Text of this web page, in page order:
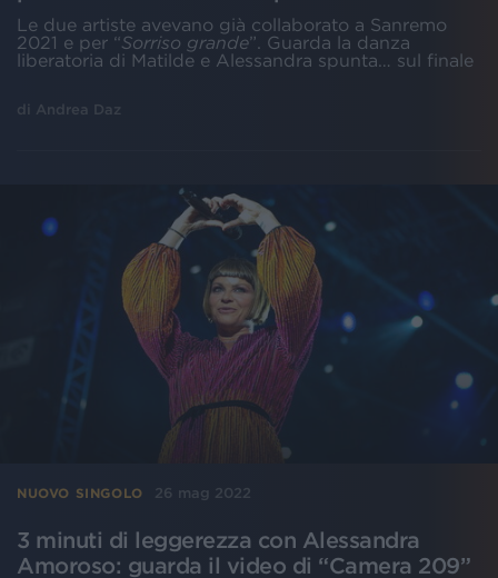
Le due artiste avevano già collaborato a Sanremo
2021 e per “Sorriso grande”. Guarda la danza
liberatoria di Matilde e Alessandra spunta… sul finale
di Andrea Daz
NUOVO SINGOLO 26 mag 2022
3 minuti di leggerezza con Alessandra
Amoroso: guarda il video di “Camera 209”